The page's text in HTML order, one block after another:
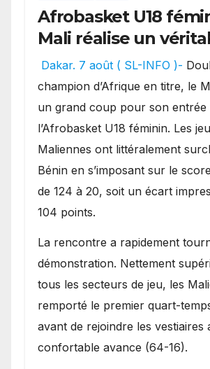
Afrobasket U18
Mali réalise un
festival offensif et
une lourde défaite
Bénin.
Dakar. 7 août ( SL-INFO )-
champion d’Afrique en titre, le
un grand coup pour son entrée
l’Afrobasket U18 féminin. Les
Maliennes ont littéralement
Bénin en s’imposant sur le
de 124 à 20, soit un écart
104 points.
La rencontre a rapidement
démonstration. Nettement
tous les secteurs de jeu, les
remporté le premier quart-
avant de rejoindre les vestiaires
confortable avance (64-16).